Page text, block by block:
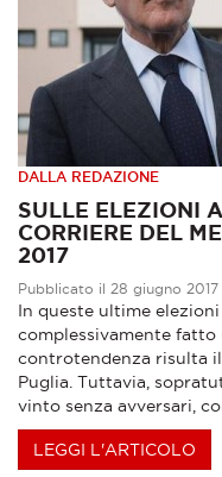
DALLA REDAZIONE
SULLE ELEZIONI
CORRIERE DEL
2017
Pubblicato il 28 giugno 2017
In queste ultime
complessivamente
controtendenza risulta
Puglia. Tuttavia,
vinto senza avversari,
LEGGI L'ARTICOLO